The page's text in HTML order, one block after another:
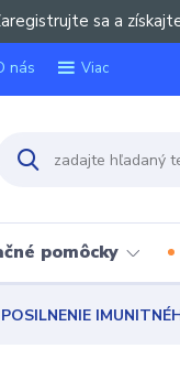
sa a
nás Viac
pomôcky